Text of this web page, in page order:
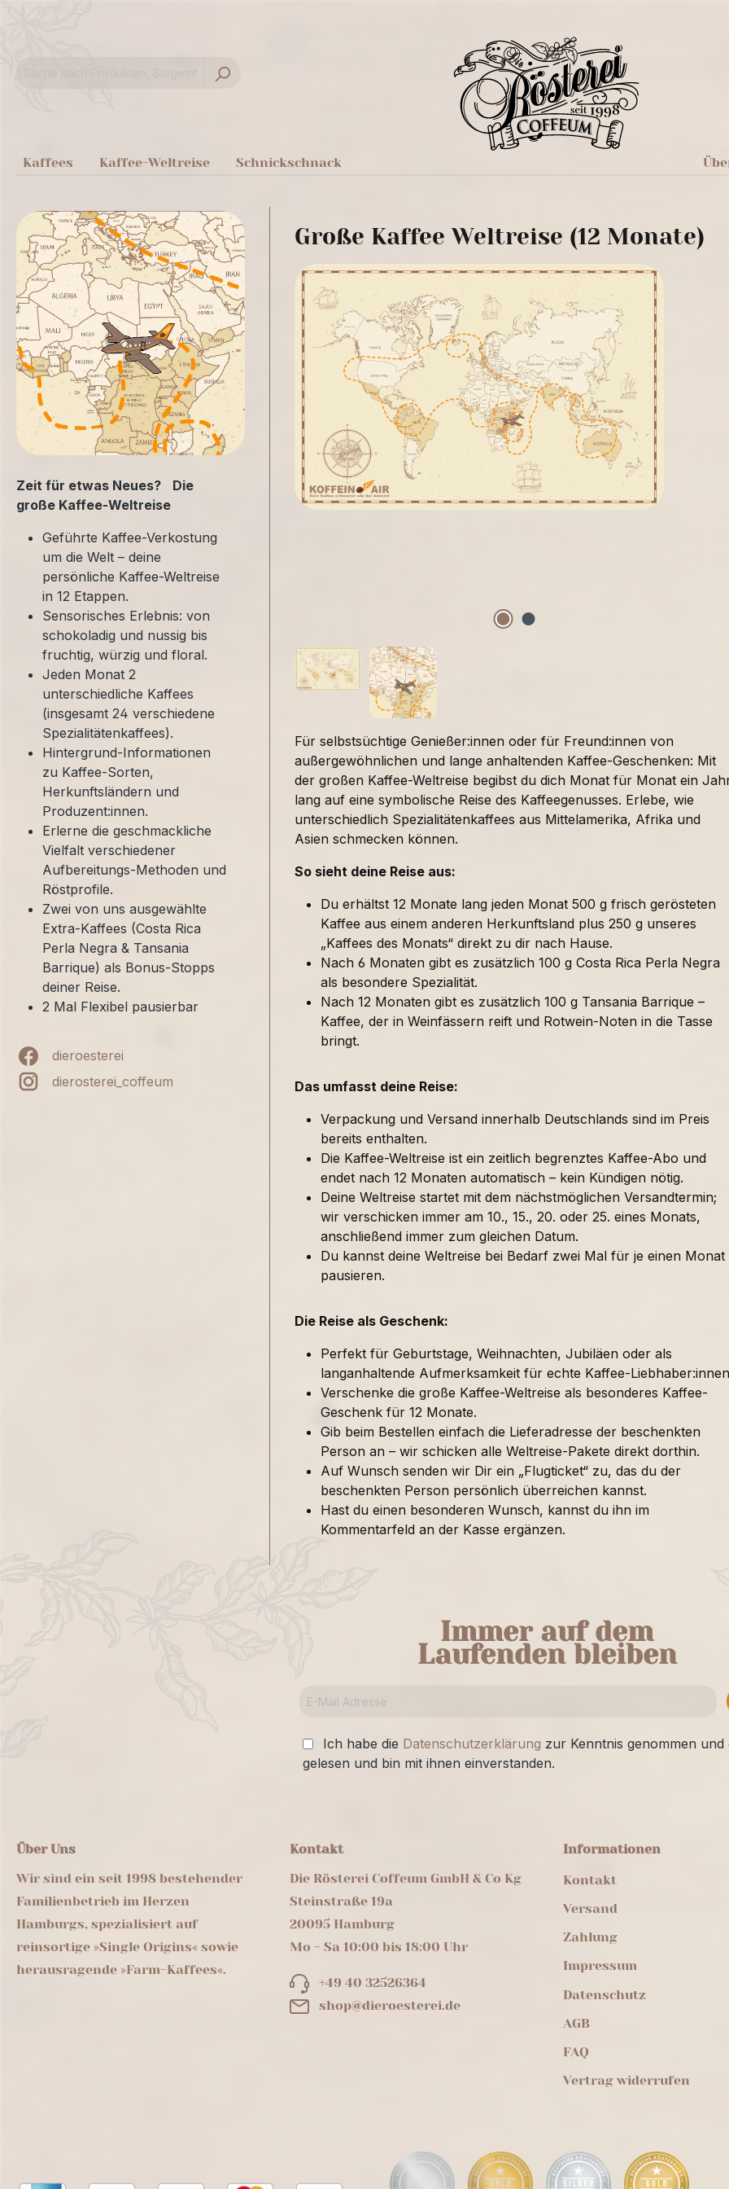
Kaffees Kaffee-Weltreise Schnickschnack
Zeit für etwas Neues? Die
große Kaffee-Weltreise
Geführte Kaffee-Verkostung
um die Welt – deine
persönliche Kaffee-Weltreise
in 12 Etappen.
Sensorisches Erlebnis: von
schokoladig und nussig bis
fruchtig, würzig und floral.
Jeden Monat 2
unterschiedliche Kaffees
(insgesamt 24 verschiedene
Spezialitätenkaffees).
Hintergrund-Informationen
zu Kaffee-Sorten,
Herkunftsländern und
Produzent:innen.
Erlerne die geschmackliche
Vielfalt verschiedener
Aufbereitungs-Methoden und
Röstprofile.
Zwei von uns ausgewählte
Extra-Kaffees (Costa Rica
Perla Negra & Tansania
Barrique) als Bonus-Stopps
deiner Reise.
2 Mal Flexibel pausierbar
dieroesterei
dierosterei_coffeum
Große Kaffee Weltreise (12 Monate)
Für selbstsüchtige Genießer:innen oder für Freund:innen von
außergewöhnlichen und lange anhaltenden Kaffee-Geschenken: Mit
der großen Kaffee-Weltreise begibst du dich Monat für Monat ein
lang auf eine symbolische Reise des Kaffeegenusses. Erlebe, wie
unterschiedlich Spezialitätenkaffees aus Mittelamerika, Afrika und
Asien schmecken können.
So sieht deine Reise aus:
Du erhältst 12 Monate lang jeden Monat 500 g frisch gerösteten
Kaffee aus einem anderen Herkunftsland plus 250 g unseres
„Kaffees des Monats“ direkt zu dir nach Hause.
Nach 6 Monaten gibt es zusätzlich 100 g Costa Rica Perla Negra
als besondere Spezialität.
Nach 12 Monaten gibt es zusätzlich 100 g Tansania Barrique –
Kaffee, der in Weinfässern reift und Rotwein-Noten in die Tasse
bringt.
Das umfasst deine Reise:
Verpackung und Versand innerhalb Deutschlands sind im Preis
bereits enthalten.
Die Kaffee-Weltreise ist ein zeitlich begrenztes Kaffee-Abo und
endet nach 12 Monaten automatisch – kein Kündigen nötig.
Deine Weltreise startet mit dem nächstmöglichen Versandtermin;
wir verschicken immer am 10., 15., 20. oder 25. eines Monats,
anschließend immer zum gleichen Datum.
Du kannst deine Weltreise bei Bedarf zwei Mal für je einen Monat
pausieren.
Die Reise als Geschenk:
Perfekt für Geburtstage, Weihnachten, Jubiläen oder als
langanhaltende Aufmerksamkeit für echte Kaffee-
Verschenke die große Kaffee-Weltreise als besonderes Kaffee-
Geschenk für 12 Monate.
Gib beim Bestellen einfach die Lieferadresse der beschenkten
Person an – wir schicken alle Weltreise-Pakete direkt dorthin.
Auf Wunsch senden wir Dir ein „Flugticket“ zu, das du der
beschenkten Person persönlich überreichen kannst.
Hast du einen besonderen Wunsch, kannst du ihn im
Kommentarfeld an der Kasse ergänzen.
Immer auf dem
Laufenden bleiben
Ich habe die Datenschutzerklärung zur Kenntnis genommen
gelesen und bin mit ihnen einverstanden.
Über Uns
Wir sind ein seit 1998 bestehender
Familienbetrieb im Herzen
Hamburgs, spezialisiert auf
reinsortige »Single Origins« sowie
herausragende »Farm-Kaffees«.
Kontakt
Die Rösterei Coffeum GmbH & Co Kg
Steinstraße 19a
20095 Hamburg
Mo - Sa 10:00 bis 18:00 Uhr
+49 40 32526364
shop@dieroesterei.de
Informationen
Kontakt
Versand
Zahlung
Impressum
Datenschutz
AGB
FAQ
Vertrag widerrufen